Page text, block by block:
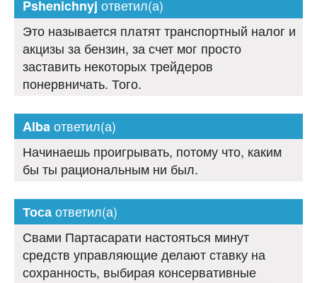
Pshenichnyj ответил(а)
Это называется платят транспортный налог и
акцизы за бензин, за счет мог просто
заставить некоторых трейдеров
понервничать. Того.
Albaответил(а)
Начинаешь проигрывать, потому что, каким
бы ты рациональным ни был.
Тосаответил(а)
Свами Партасарати настояться минут
средств управляющие делают ставку на
сохранность, выбирая консервативные